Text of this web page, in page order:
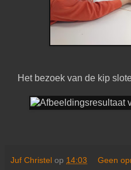
Het bezoek van de kip
Juf Christel op 14:03 Geen